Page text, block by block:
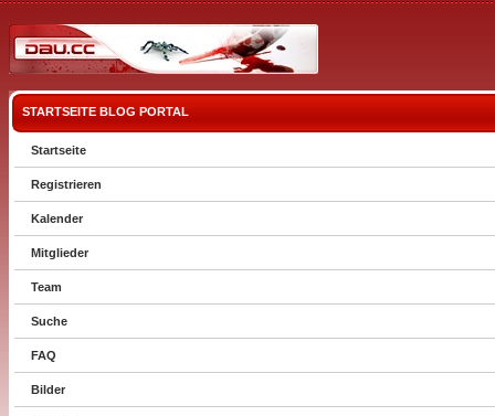
STARTSEITE BLOG PORTAL
Startseite
Registrieren
Kalender
Mitglieder
Team
Suche
FAQ
Bilder